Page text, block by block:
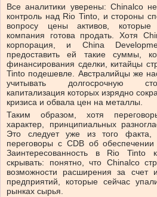
Все аналитики уверены: Chinalco
контроль над Rio Tinto, и стороны
вопросу цены активов, которые
компания готова продать. Хотя
корпорация, и China
предоставить ей такие суммы,
финансирования сделки, китайцы
Tinto подешевле. Австралийцы же
учитывать долгосрочную
капитализация которых изрядно
кризиса и обвала цен на металлы.
Таким образом, хотя
характер, принципиальных
Это следует уже из того факта,
переговоры с CDB об
Заинтересованность в Rio Tinto
скрывать: понятно, что Chinalco
возможности расширения за счет
предприятий, которые сейчас
рынках сырья.